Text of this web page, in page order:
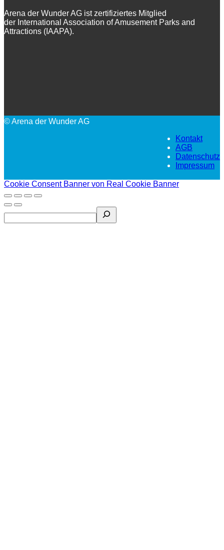
Arena der Wunder AG ist zertifiziertes Mitglied
der International Association of Amusement Parks and
Attractions (IAAPA).
© Arena der Wunder AG
Kontakt
AGB
Datenschutz
Impressum
Cookie Consent Banner von Real Cookie Banner